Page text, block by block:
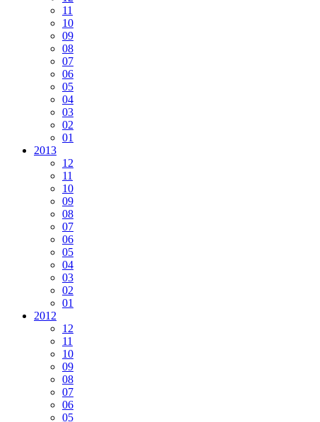
11
10
09
08
07
06
05
04
03
02
01
2013
12
11
10
09
08
07
06
05
04
03
02
01
2012
12
11
10
09
08
07
06
05